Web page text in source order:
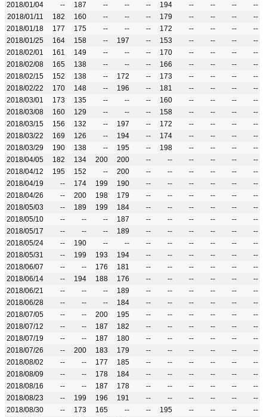
2018/01/04
-- 187 -- -- -- 194 -- -- --
--
2018/01/11
182 160 -- -- -- 179 -- -- --
--
2018/01/18
177 175 -- -- -- 172 -- -- --
--
2018/01/25
164 158 -- 197 -- 153 -- -- --
--
2018/02/01
161 149 -- -- -- 170 -- -- --
--
2018/02/08
165 138 -- -- -- 166 -- -- --
--
2018/02/15
152 138 -- 172 -- 173 -- -- --
--
2018/02/22
170 148 -- 196 -- 181 -- -- --
--
2018/03/01
173 135 -- -- -- 160 -- -- --
--
2018/03/08
160 129 -- -- -- 158 -- -- --
--
2018/03/15
156 132 -- 197 -- 172 -- -- --
--
2018/03/22
169 126 -- 194 -- 174 -- -- --
--
2018/03/29
190 138 -- 195 -- 198 -- -- --
--
2018/04/05
182 134 200 200 -- -- -- -- --
--
2018/04/12
195 152 -- 200 -- -- -- -- --
--
2018/04/19
-- 174 199 190 -- -- -- -- --
--
2018/04/26
-- 200 198 179 -- -- -- -- --
--
2018/05/03
-- 189 199 184 -- -- -- -- --
--
2018/05/10
-- -- -- 187 -- -- -- -- --
--
2018/05/17
-- -- -- 189 -- -- -- -- --
--
2018/05/24
-- 190 -- -- -- -- -- -- --
--
2018/05/31
-- 199 193 194 -- -- -- -- --
--
2018/06/07
-- -- 176 181 -- -- -- -- --
--
2018/06/14
-- 194 188 176 -- -- -- -- --
--
2018/06/21
-- -- -- 189 -- -- -- -- --
--
2018/06/28
-- -- -- 184 -- -- -- -- --
--
2018/07/05
-- -- 200 195 -- -- -- -- --
--
2018/07/12
-- -- 187 182 -- -- -- -- --
--
2018/07/19
-- -- 187 180 -- -- -- -- --
--
2018/07/26
-- 200 183 179 -- -- -- -- --
--
2018/08/02
-- -- 177 185 -- -- -- -- --
--
2018/08/09
-- -- 178 184 -- -- -- -- --
--
2018/08/16
-- -- 187 178 -- -- -- -- --
--
2018/08/23
-- 199 196 191 -- -- -- -- --
--
2018/08/30
-- 173 165 -- -- 195 -- -- --
--